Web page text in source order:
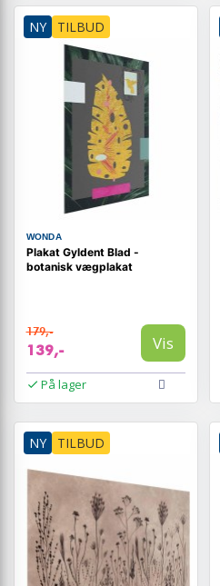
NY TILBUD
WONDA
Plakat Gyldent Blad -
botanisk vægplakat
179,-
139,- Vis
På lager
NY TILBUD